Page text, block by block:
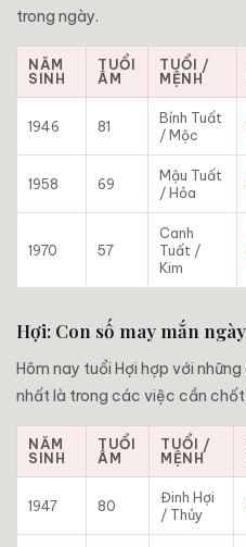
trong ngày.
NĂM
SINH
TUỔI
ÂM
TUỔI /
MỆNH
1946 81
Bính Tuất
/ Mộc
1958 69
Mậu Tuất
/ Hỏa
1970 57
Canh
Tuất /
Kim
Hợi: Con số may mắn
Hôm nay tuổi Hợi hợp với
nhất là trong các việc cần chốt
NĂM
SINH
TUỔI
ÂM
TUỔI /
MỆNH
1947 80
Đinh Hợi
/ Thủy